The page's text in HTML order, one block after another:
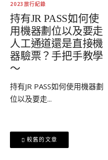
2023旅行紀錄
持有JR PASS如何使
用機器劃位以及要走
人工通道還是直接機
器驗票？手把手教學
～
持有JR PASS如何使用機器劃
位以及要走...
文
章
較舊的文章